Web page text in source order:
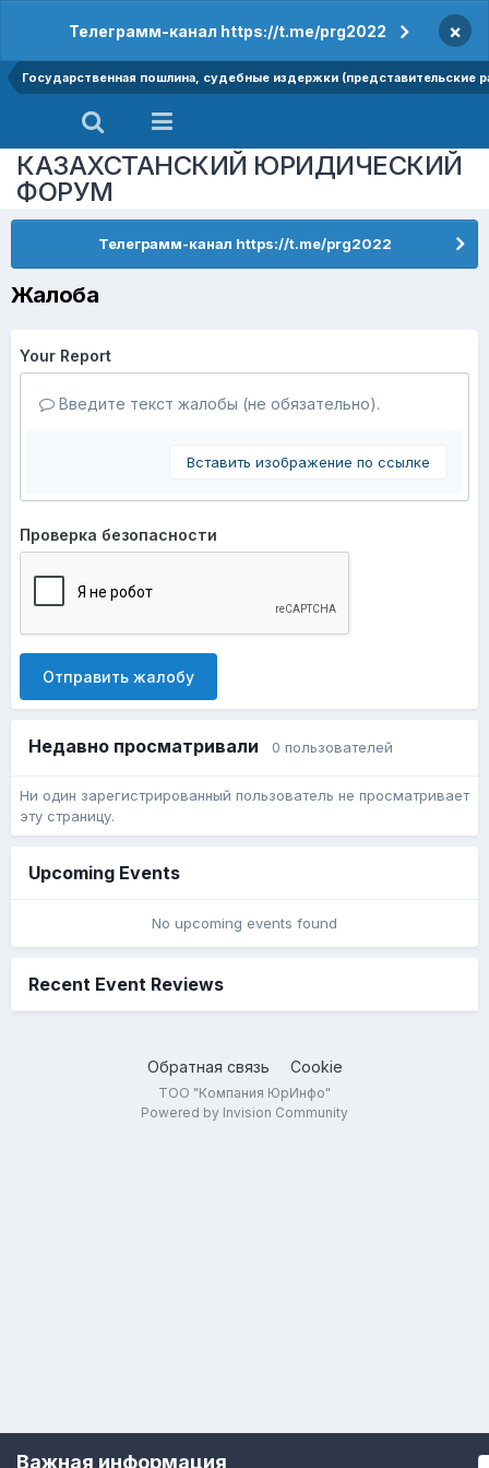
Телеграмм-канал https://t.me/prg2022 ×
Государственная пошлина, судебные издержки (представительские
КАЗАХСТАНСКИЙ ЮРИДИЧЕСКИЙ
ФОРУМ
Телеграмм-канал https://t.me/prg2022
Жалоба
Your Report
Введите текст жалобы (не обязательно).
Вставить изображение по ссылке
Проверка безопасности
Отправить жалобу
Недавно просматривали 0 пользователей
Ни один зарегистрированный пользователь не просматривает
эту страницу.
Upcoming Events
No upcoming events found
Recent Event Reviews
Обратная связь Cookie
ТОО "Компания ЮрИнфо"
Powered by Invision Community
Важная информация